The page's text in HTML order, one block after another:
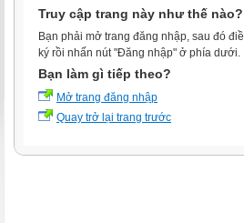
Truy cập trang này như thế nào?
Bạn phải mở trang đăng nhập, sau đó
ký rồi nhấn nút "Đăng nhập" ở phía dưới.
Bạn làm gì tiếp theo?
Mở trang đăng nhập
Quay trở lại trang trước